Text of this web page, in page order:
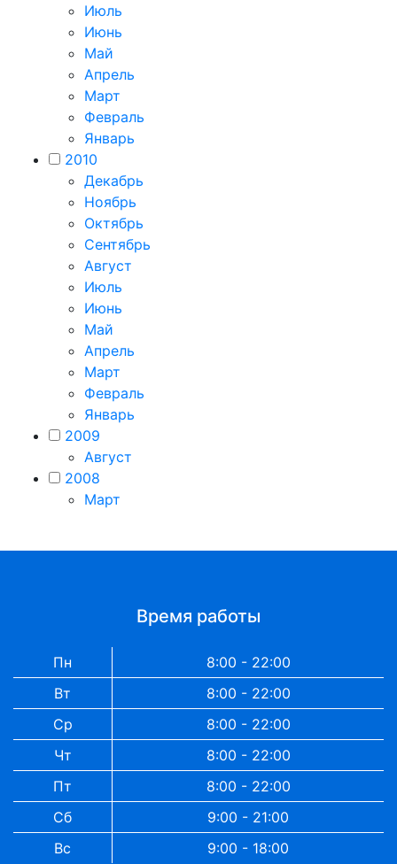
Июль
Июнь
Май
Апрель
Март
Февраль
Январь
2010
Декабрь
Ноябрь
Октябрь
Сентябрь
Август
Июль
Июнь
Май
Апрель
Март
Февраль
Январь
2009
Август
2008
Март
Время работы
Пн
8:00 - 22:00
Вт
8:00 - 22:00
Ср
8:00 - 22:00
Чт
8:00 - 22:00
Пт
8:00 - 22:00
Сб
9:00 - 21:00
Вс
9:00 - 18:00